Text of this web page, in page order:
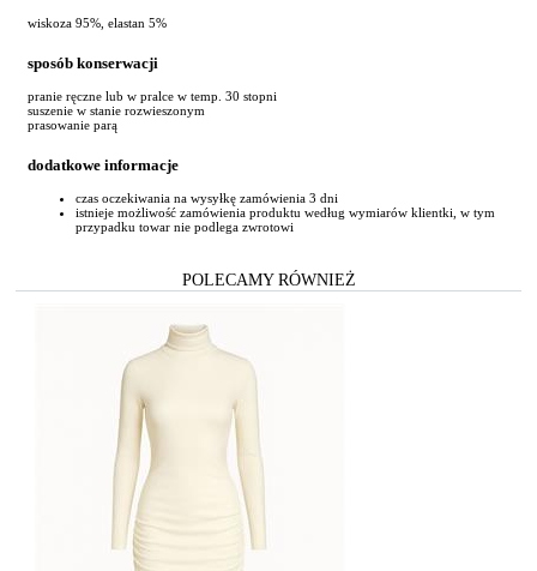
wiskoza 95%, elastan 5%
sposób konserwacji
pranie ręczne lub w pralce w temp. 30 stopni
suszenie w stanie rozwieszonym
prasowanie parą
dodatkowe informacje
czas oczekiwania na wysyłkę zamówienia 3 dni
istnieje możliwość zamówienia produktu według wymiarów klientki, w tym
przypadku towar nie podlega zwrotowi
POLECAMY RÓWNIEŻ